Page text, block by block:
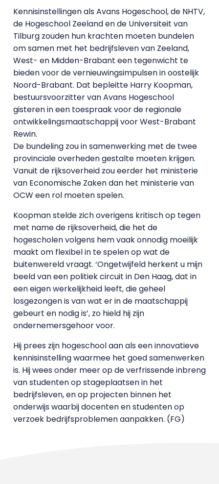
Kennisinstellingen als Avans Hogeschool, de NHTV,
de Hogeschool Zeeland en de Universiteit van
Tilburg zouden hun krachten moeten bundelen
om samen met het bedrijfsleven van Zeeland,
West- en Midden-Brabant een tegenwicht te
bieden voor de vernieuwingsimpulsen in oostelijk
Noord-Brabant. Dat bepleitte Harry Koopman,
bestuursvoorzitter van Avans Hogeschool
gisteren in een toespraak voor de regionale
ontwikkelingsmaatschappij voor West-Brabant
Rewin.
De bundeling zou in samenwerking met de twee
provinciale overheden gestalte moeten krijgen.
Vanuit de rijksoverheid zou eerder het ministerie
van Economische Zaken dan het ministerie van
OCW een rol moeten spelen.
Koopman stelde zich overigens kritisch op tegen
met name de rijksoverheid, die het de
hogescholen volgens hem vaak onnodig moeilijk
maakt om flexibel in te spelen op wat de
buitenwereld vraagt. ‘Ongetwijfeld herkent u mijn
beeld van een politiek circuit in Den Haag, dat in
een eigen werkelijkheid leeft, die geheel
losgezongen is van wat er in de maatschappij
gebeurt en nodig is’, zo hield hij zijn
ondernemersgehoor voor.
Hij prees zijn hogeschool aan als een innovatieve
kennisinstelling waarmee het goed samenwerken
is. Hij wees onder meer op de verfrissende inbreng
van studenten op stageplaatsen in het
bedrijfsleven, en op projecten binnen het
onderwijs waarbij docenten en studenten op
verzoek bedrijfsproblemen aanpakken. (FG)